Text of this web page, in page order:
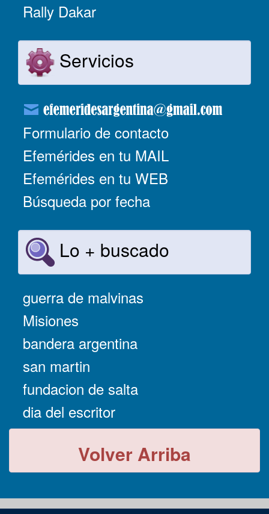
Rally Dakar
Servicios
Formulario de contacto
Efemérides en tu MAIL
Efemérides en tu WEB
Búsqueda por fecha
Lo + buscado
guerra de malvinas
Misiones
bandera argentina
san martin
fundacion de salta
dia del escritor
Volver Arriba